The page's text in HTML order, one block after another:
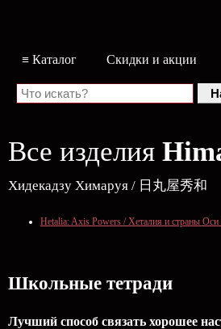
≡ Каталог Скидки и акции
Все изделия
Хидекадзу Химаруя / 日丸屋秀和
Hetalia: Axis Powers / Хеталия и страны
Школьные тетради
Лучший способ связать хорошее